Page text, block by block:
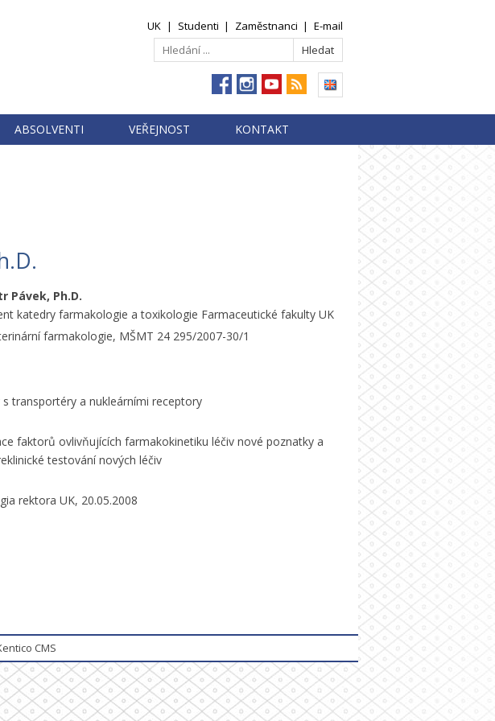
UK | Studenti | Zaměstnanci | E-mail
ABSOLVENTI VEŘEJNOST KONTAKT
Pávek, Ph.D.
katedry farmakologie a toxikologie Farmaceutické fakulty UK
farmakologie, MŠMT 24 295/2007-30/1
s transportéry a nukleárními receptory
faktorů ovlivňujících farmakokinetiku léčiv nové poznatky a
testování nových léčiv
rektora UK, 20.05.2008
CMS